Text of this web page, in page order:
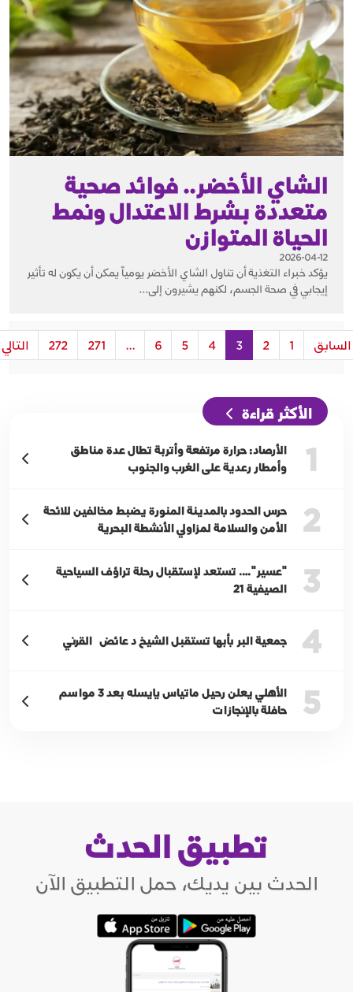
الشاي الأخضر.. فوائد صحية
متعددة بشرط الاعتدال ونمط
الحياة المتوازن
2026-04-12
يؤكد خبراء التغذية أن تناول الشاي الأخضر يومياً يمكن أن يكون له تأثير
إيجابي في صحة الجسم، لكنهم يشيرون إلى...
السابق 1
2
3
4
5
6
...
271
272 التالي
الأكثر قراءة
1
الأرصاد: حرارة مرتفعة وأتربة تطال عدة مناطق
وأمطار رعدية على الغرب والجنوب
2
حرس الحدود بالمدينة المنورة يضبط مخالفين للائحة
الأمن والسلامة لمزاولي الأنشطة البحرية
3
"عسير"…. تستعد لإستقبال رحلة تراؤف السياحية
الصيفية 21
4 جمعية البر بأبها تستقبل الشيخ د عائض القرني
5
الأهلي يعلن رحيل ماتياس يايسله بعد 3 مواسم
حافلة بالإنجازات
تطبيق الحدث
الحدث بين يديك، حمل التطبيق الآن